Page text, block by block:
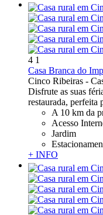
4 1
Casa Branca do
Cinco Ribeiras -
Disfrute as suas
restaurada, perfeita
A 10 km da
Acesso
Jardim
+ INFO